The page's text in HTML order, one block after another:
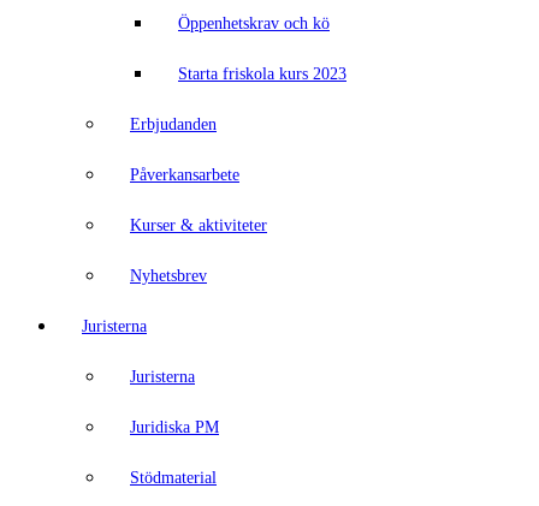
Öppenhetskrav och kö
Starta friskola kurs 2023
Erbjudanden
Påverkansarbete
Kurser & aktiviteter
Nyhetsbrev
Juristerna
Juristerna
Juridiska PM
Stödmaterial